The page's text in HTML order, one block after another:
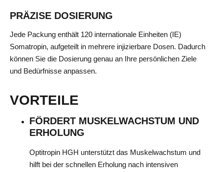
PRÄZISE DOSIERUNG
Jede Packung enthält 120 internationale Einheiten (IE)
Somatropin, aufgeteilt in mehrere injizierbare Dosen. Dadurch
können Sie die Dosierung genau an Ihre persönlichen Ziele
und Bedürfnisse anpassen.
VORTEILE
FÖRDERT MUSKELWACHSTUM UND
ERHOLUNG
Optitropin HGH unterstützt das Muskelwachstum und
hilft bei der schnellen Erholung nach intensiven